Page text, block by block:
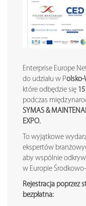
Enterprise Europe
do udziału w Polsko-
które odbędzie się
podczas
SYMAS &
EXPO.
To wyjątkowe
ekspertów
aby wspólnie
w Europie
Rejestracja poprzez
bezpłatna: